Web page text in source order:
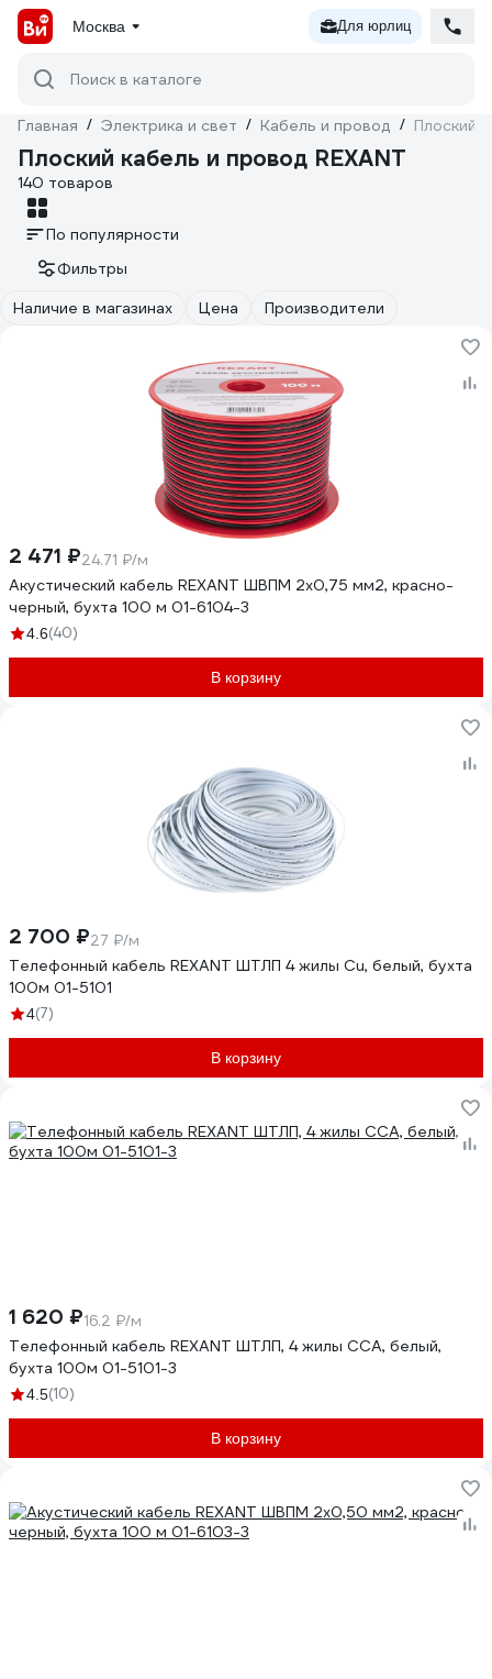
Москва Для юрлиц
Поиск в каталоге
Главная / Электрика и свет / Кабель и провод / Плоский
Плоский кабель и провод REXANT
140 товаров
По популярности
Фильтры
Наличие в магазинах
Цена Производители
2 471 ₽24.71 ₽/м
Акустический кабель REXANT ШВПМ 2х0,75 мм2, красно-
черный, бухта 100 м 01-6104-3
4.6(40)
В корзину
2 700 ₽27 ₽/м
Телефонный кабель REXANT ШТЛП 4 жилы Cu, белый, бухта
100м 01-5101
4(7)
В корзину
1 620 ₽16.2 ₽/м
Телефонный кабель REXANT ШТЛП, 4 жилы CCA, белый,
бухта 100м 01-5101-3
4.5(10)
В корзину